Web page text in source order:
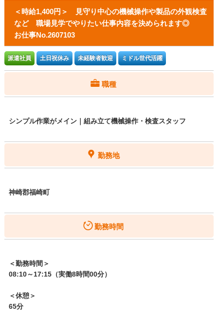
＜時給1,400円＞ 見守り中心の機械操作や製品の外観検査
など 職場見学でやりたい仕事内容を決められます◎
お仕事No.2607103
派遣社員 土日祝休み 未経験者歓迎 ミドル世代活躍
職種
シンプル作業がメイン｜組み立て機械操作・検査スタッフ
勤務地
神崎郡福崎町
勤務時間
＜勤務時間＞
08:10～17:15（実働8時間00分）
＜休憩＞
65分